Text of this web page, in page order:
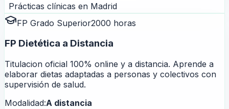
Prácticas clínicas en Madrid
FP Grado Superior2000 horas
FP Dietética a Distancia
Titulacion oficial 100% online y a distancia. Aprende a
elaborar dietas adaptadas a personas y colectivos con
supervisión de salud.
Modalidad:A distancia